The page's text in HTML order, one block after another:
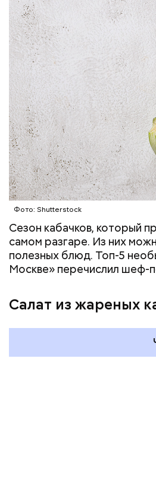
День шампанского: какие
праздники отмечают в России
и мире 4 августа
Фото: Shutterstock
Сезон кабачков, который
самом разгаре. Из них
полезных блюд. Топ-5
Москве» перечислил шеф-
Салат из жареных